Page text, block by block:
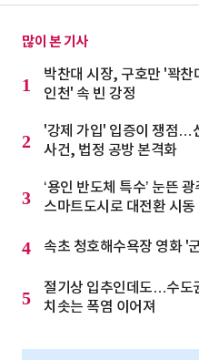
많이 본 기사
1
박찬대 시장, 구호만 '꽉찬
인천' 속 빈 강정
2
'강제 가입' 입증이 쟁점…
사건, 법정 공방 본격화
3
‘용인 반도체 특수’ 눈뜬
스마트도시로 대전환 시동
4 속초 청호해수욕장 영화 '
5
절기상 입추인데도…수도
치솟는 폭염 이어져